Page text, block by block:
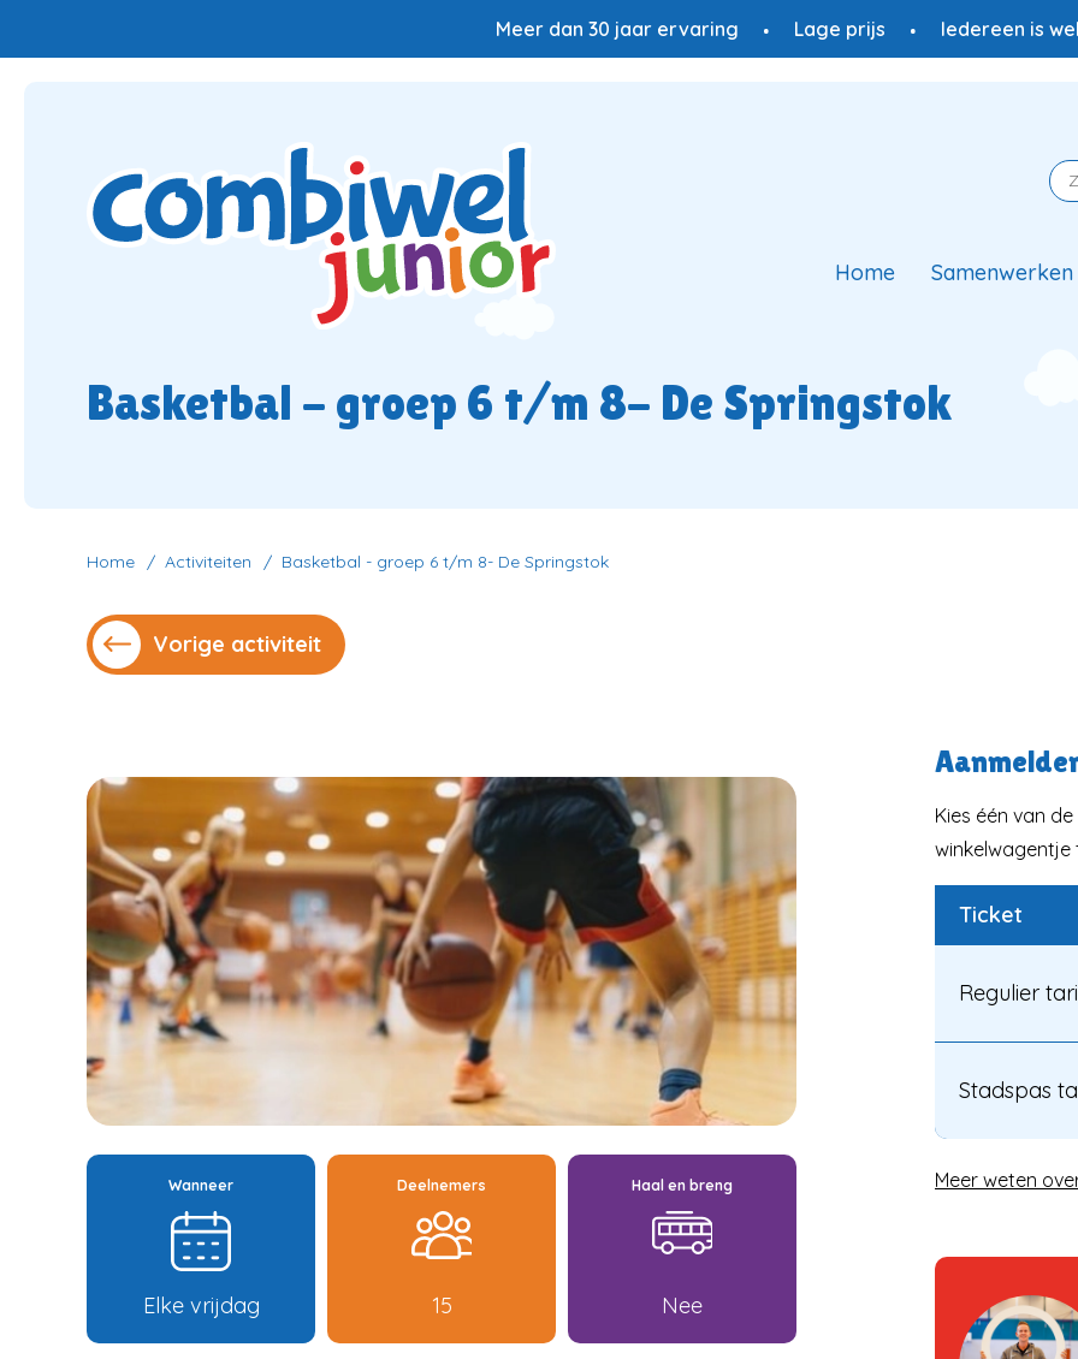
Meer dan 30 jaar ervaring Lage prijs Iedereen is
Home Samenwerken
Basketbal - groep 6 t/m 8- De Springstok
Home Activiteiten Basketbal - groep 6 t/m 8- De Springstok
Vorige activiteit
Wanneer
Elke vrijdag
Deelnemers
15
Haal en breng
Nee
Kies één van
winkelwagentje
Ticket
Regulier
Stadspas
Meer weten